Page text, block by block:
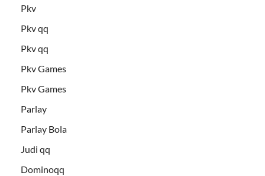
Pkv
Pkv qq
Pkv qq
Pkv Games
Pkv Games
Parlay
Parlay Bola
Judi qq
Dominoqq